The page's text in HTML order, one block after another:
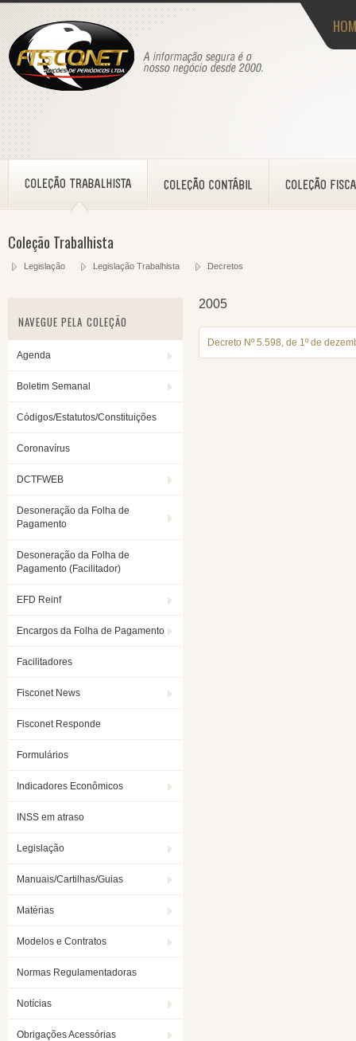
Coleção Trabalhista
Legislação Legislação Trabalhista Decretos
NAVEGUE PELA COLEÇÃO
Agenda
Boletim Semanal
Códigos/Estatutos/Constituições
Coronavírus
DCTFWEB
Desoneração da Folha de
Pagamento
Desoneração da Folha de
Pagamento (Facilitador)
EFD Reinf
Encargos da Folha de Pagamento
Facilitadores
Fisconet News
Fisconet Responde
Formulários
Indicadores Econômicos
INSS em atraso
Legislação
Manuais/Cartilhas/Guias
Matérias
Modelos e Contratos
Normas Regulamentadoras
Notícias
Obrigações Acessórias
2005
Decreto Nº 5.598, de 1º de